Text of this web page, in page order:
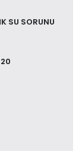
SU SORUNU